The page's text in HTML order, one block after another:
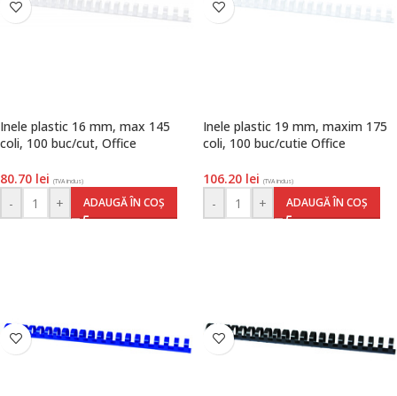
Inele plastic 16 mm, max 145
coli, 100 buc/cut, Office
80.70 lei (TVA inclus)
- + ADAUGĂ ÎN COȘ
Inele plastic 19 mm, maxim 175
coli, 100 buc/cutie Office
106.20 lei (TVA inclus)
- + ADAUGĂ ÎN COȘ